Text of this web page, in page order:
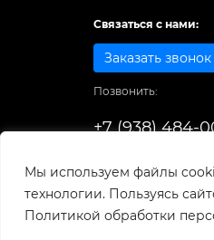
Мы используем файлы
технологии. Пользуясь
Политикой обработки
Связаться с нами:
Заказать звонок
Позвонить:
+7 (938) 484-
©